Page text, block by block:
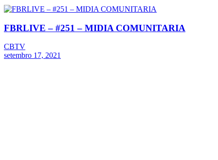
FBRLIVE – #251 – MIDIA COMUNITARIA
CBTV
setembro 17, 2021